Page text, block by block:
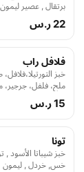
برتقال , عصير
22 ر.س
فلافل راب
خبز
ملح، فلفل، جرجير،
15 ر.س
تونا
خبز شيباتا الأسود
خس, خردل , ليمون